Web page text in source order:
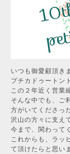
いつも御愛顧頂き
プチカドゥートン
この２年近く営業
そんな中でも、ご
方がいてくださっ
沢山の方々に支え
今まで、関わって
これからも、ラッ
て頂けたらと思い